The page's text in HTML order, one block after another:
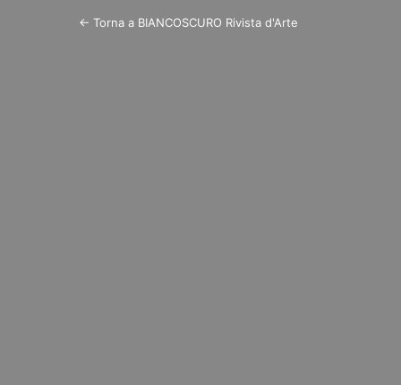
← Torna a BIANCOSCURO Rivista d'Arte